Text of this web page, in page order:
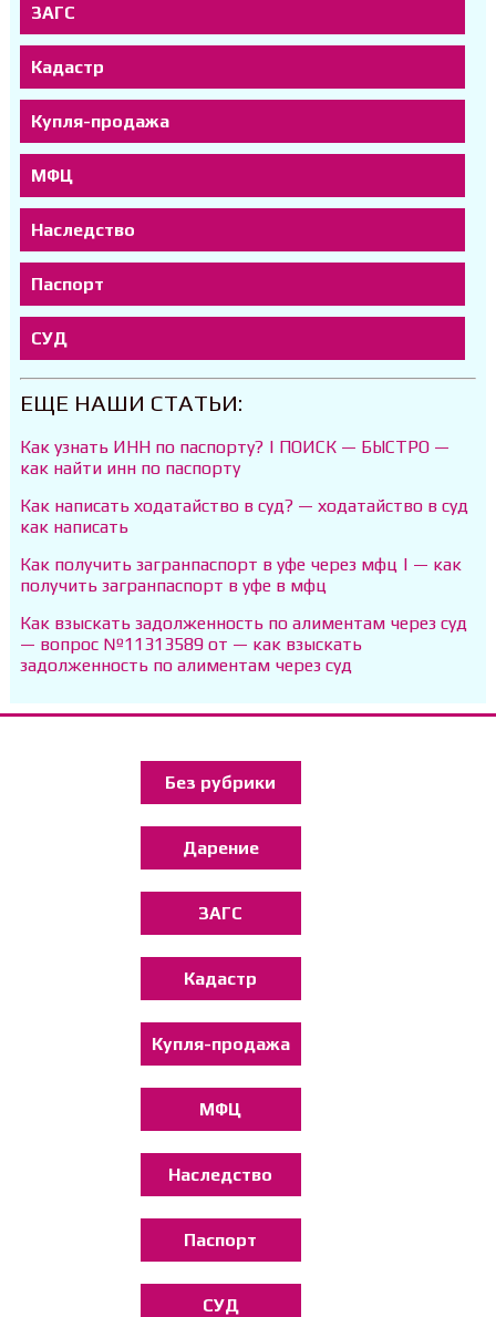
ЗАГС
Кадастр
Купля-продажа
МФЦ
Наследство
Паспорт
СУД
ЕЩЕ НАШИ СТАТЬИ:
Как узнать ИНН по паспорту? | ПОИСК — БЫСТРО —
как найти инн по паспорту
Как написать ходатайство в суд? — ходатайство в суд
как написать
Как получить загранпаспорт в уфе через мфц | — как
получить загранпаспорт в уфе в мфц
Как взыскать задолженность по алиментам через суд
— вопрос №11313589 от — как взыскать
задолженность по алиментам через суд
Без рубрики
Дарение
ЗАГС
Кадастр
Купля-продажа
МФЦ
Наследство
Паспорт
СУД